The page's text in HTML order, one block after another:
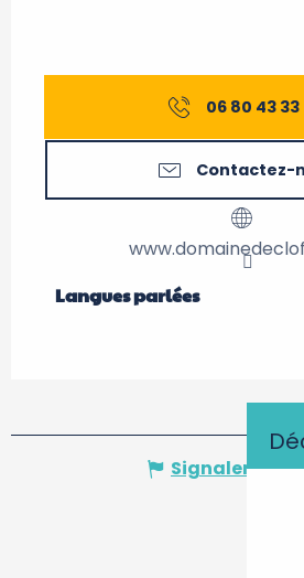
06 80 43 33
Contactez-
Langues parlées
Langues parlées
Signaler une